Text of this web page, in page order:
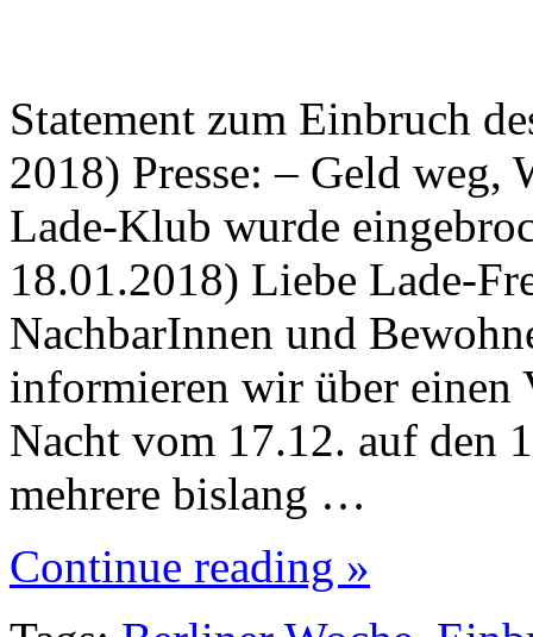
Statement zum Einbruch
2018) Presse: – Geld weg,
Lade-Klub wurde
18.01.2018) Liebe Lade-
NachbarInnen und
informieren wir über
Nacht vom 17.12. auf den
mehrere bislang …
Continue reading »